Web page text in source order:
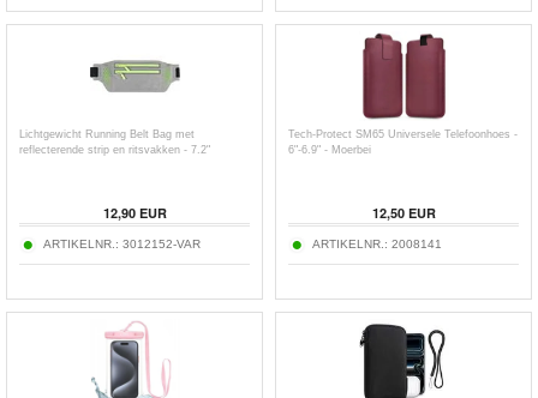
Lichtgewicht Running Belt Bag met
reflecterende strip en ritsvakken - 7.2"
12,90EUR
ARTIKELNR.: 3012152-VAR
Tech-Protect SM65 Universele Telefoonhoes -
6"-6.9" - Moerbei
12,50EUR
ARTIKELNR.: 2008141